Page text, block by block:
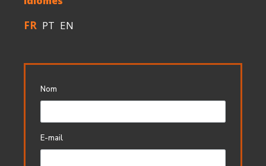
FR PT EN
Nom
E-mail